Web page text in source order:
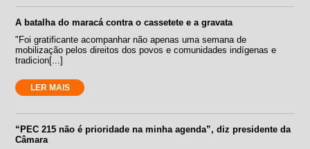
A batalha do maracá contra o cassetete e a gravata
"Foi gratificante acompanhar não apenas uma semana de
mobilização pelos direitos dos povos e comunidades indígenas e
tradicion[...]
LER MAIS
“PEC 215 não é prioridade na minha agenda”, diz presidente da
Câmara